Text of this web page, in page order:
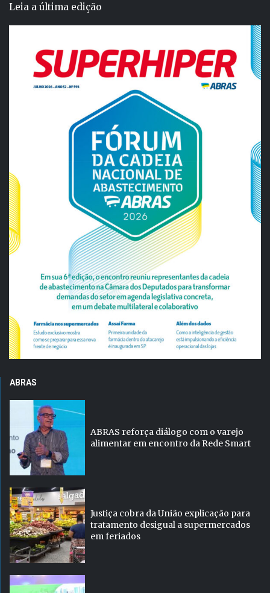
Leia a última edição
ABRAS
ABRAS reforça diálogo com o varejo
alimentar em encontro da Rede Smart
Justiça cobra da União explicação para
tratamento desigual a supermercados
em feriados